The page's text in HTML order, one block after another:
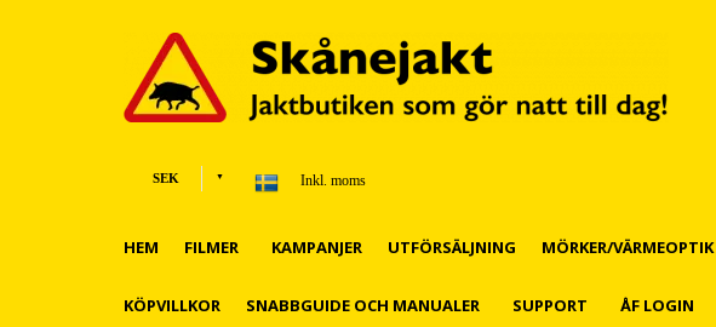
SEK Inkl. moms
HEM FILMER KAMPANJER UTFÖRSÄLJNING MÖRKER/VÄRMEOPTIK
KÖPVILLKOR SNABBGUIDE OCH MANUALER SUPPORT ÅF LOGIN